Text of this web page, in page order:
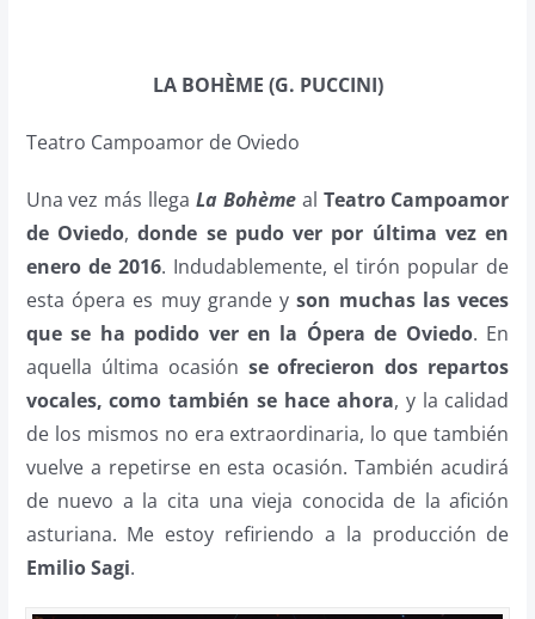
LA BOHÈME (G. PUCCINI)
Teatro Campoamor de Oviedo
Una vez más llega La Bohèmeal Teatro Campoamor
de Oviedo,donde se pudo ver por última vez en
enero de 2016. Indudablemente, el tirón popular de
esta ópera es muy grande yson muchas las veces
que se ha podido ver en la Ópera de Oviedo. En
aquella última ocasión se ofrecieron dos repartos
vocales, como también se hace ahora, y la calidad
de los mismos no era extraordinaria, lo que también
vuelve a repetirse en esta ocasión. También acudirá
de nuevo a la cita una vieja conocida de la afición
asturiana. Me estoy refiriendo a la producción de
Emilio Sagi.